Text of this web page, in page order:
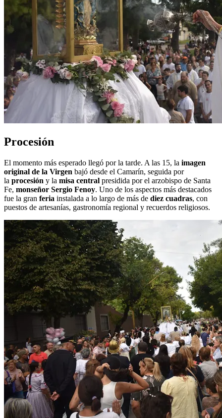
Procesión
El momento más esperado llegó por la tarde. A las 15, la imagen
original de la Virgen bajó desde el Camarín, seguida por
la procesión y la misa central presidida por el arzobispo de Santa
Fe, monseñor Sergio Fenoy. Uno de los aspectos más destacados
fue la gran feria instalada a lo largo de más de diez cuadras, con
puestos de artesanías, gastronomía regional y recuerdos religiosos.